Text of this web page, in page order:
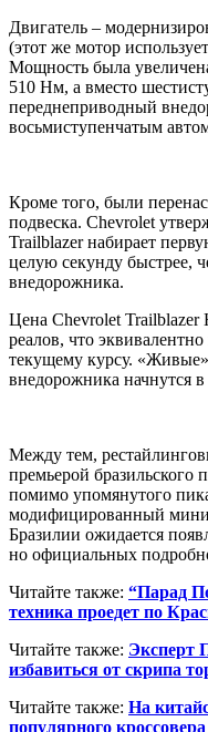
Двигатель –
(этот же мотор
Мощность была
510 Нм, а вместо
переднеприводный
восьмиступенчатым
Кроме того, были
подвеска. Chevrolet
Trailblazer набирает
целую секунду быстрее,
внедорожника.
Цена Chevrolet Trailblazer
реалов, что
текущему курсу.
внедорожника начнутся
Между тем,
премьерой бразильского
помимо упомянутого
модифицированный
Бразилии ожидается
но официальных
Читайте также: “Парад
техника проедет по
Читайте также: Эксперт
избавиться от скрипа
Читайте также: На
популярного